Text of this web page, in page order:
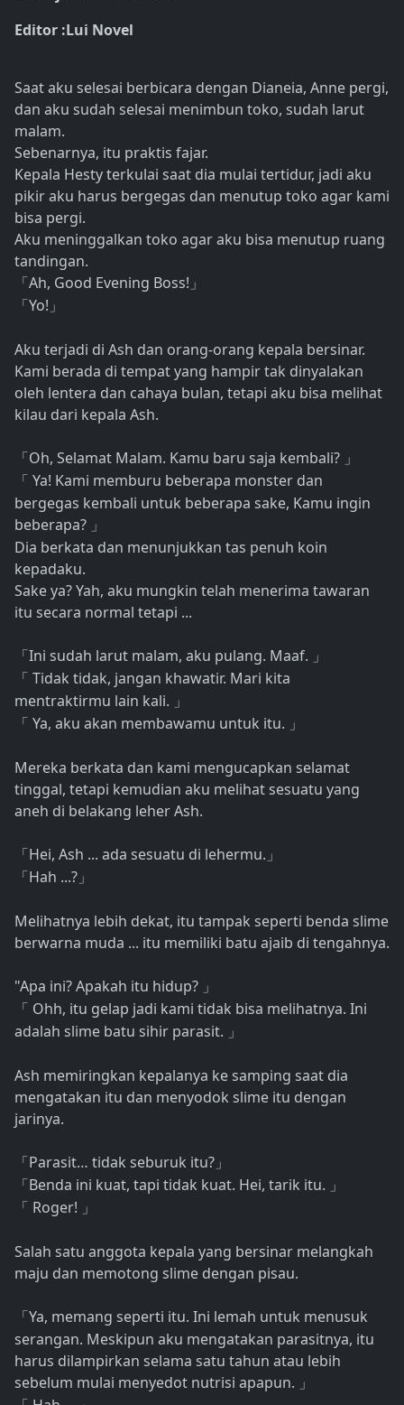
Editor :Lui Novel
Saat aku selesai berbicara dengan Dianeia, Anne pergi,
dan aku sudah selesai menimbun toko, sudah larut
malam.
Sebenarnya, itu praktis fajar.
Kepala Hesty terkulai saat dia mulai tertidur, jadi aku
pikir aku harus bergegas dan menutup toko agar kami
bisa pergi.
Aku meninggalkan toko agar aku bisa menutup ruang
tandingan.
「 Ah, Good Evening Boss! 」
「 Yo! 」
Aku terjadi di Ash dan orang-orang kepala bersinar.
Kami berada di tempat yang hampir tak dinyalakan
oleh lentera dan cahaya bulan, tetapi aku bisa melihat
kilau dari kepala Ash.
「 Oh, Selamat Malam. Kamu baru saja kembali? 」
「 Ya! Kami memburu beberapa monster dan
bergegas kembali untuk beberapa sake, Kamu ingin
beberapa? 」
Dia berkata dan menunjukkan tas penuh koin
kepadaku.
Sake ya? Yah, aku mungkin telah menerima tawaran
itu secara normal tetapi ...
「 Ini sudah larut malam, aku pulang. Maaf.
」
「 Tidak tidak, jangan khawatir. Mari kita
mentraktirmu lain kali.
」
「 Ya, aku akan membawamu untuk itu. 」
Mereka berkata dan kami mengucapkan selamat
tinggal, tetapi kemudian aku melihat sesuatu yang
aneh di belakang leher Ash.
「 Hei, Ash ... ada sesuatu di lehermu. 」
「 Hah ...? 」
Melihatnya lebih dekat, itu tampak seperti benda slime
berwarna muda ... itu memiliki batu ajaib di tengahnya.
"Apa ini? Apakah itu hidup? 」
「
Ohh, itu gelap jadi kami tidak bisa melihatnya. Ini
adalah slime batu sihir parasit.
」
Ash memiringkan kepalanya ke samping saat dia
mengatakan itu dan menyodok slime itu dengan
jarinya.
「 Parasit… tidak seburuk itu? 」
「 Benda ini kuat, tapi tidak kuat. Hei, tarik itu.
」
「
Roger! 」
Salah satu anggota kepala yang bersinar melangkah
maju dan memotong slime dengan pisau.
「 Ya, memang seperti itu. Ini lemah untuk menusuk
serangan. Meskipun aku mengatakan parasitnya, itu
harus dilampirkan selama satu tahun atau lebih
sebelum mulai menyedot nutrisi apapun.
」